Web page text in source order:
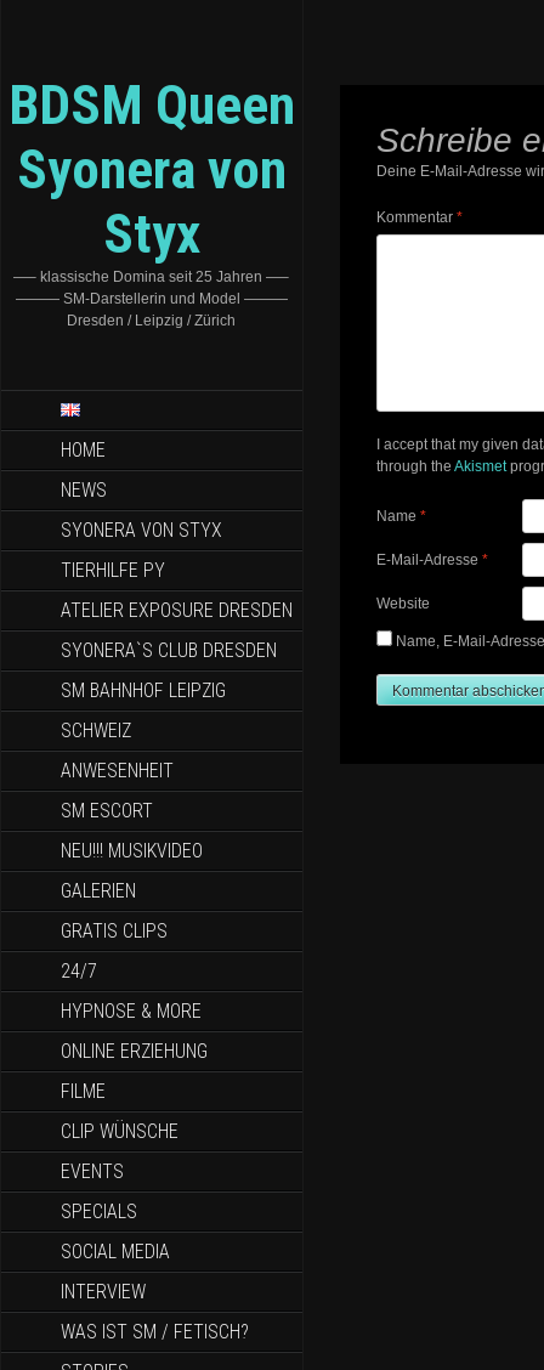
BDSM Queen
Syonera von
Styx
—– klassische Domina seit 25 Jahren —–
——— SM-Darstellerin und Model ———
Dresden / Leipzig / Zürich
HOME
NEWS
SYONERA VON STYX
TIERHILFE PY
ATELIER EXPOSURE DRESDEN
SYONERA`S CLUB DRESDEN
SM BAHNHOF LEIPZIG
SCHWEIZ
ANWESENHEIT
SM ESCORT
NEU!!! MUSIKVIDEO
GALERIEN
GRATIS CLIPS
24/7
HYPNOSE & MORE
ONLINE ERZIEHUNG
FILME
CLIP WÜNSCHE
EVENTS
SPECIALS
SOCIAL MEDIA
INTERVIEW
WAS IST SM / FETISCH?
Schreibe
Deine E-Mail-Adresse
Kommentar *
I accept that my given
through the Akismet
Name *
E-Mail-Adresse *
Website
Name, E-Mail-